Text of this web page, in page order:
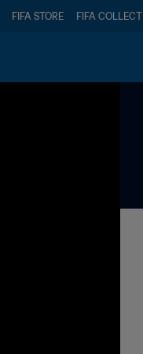
FIFA STORE FIFA COLLECT